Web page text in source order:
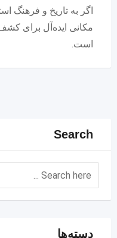
اگر به تاریخ و فرهنگ
مکانی ایده‌آل برای
است.
Search
دسته‌ها